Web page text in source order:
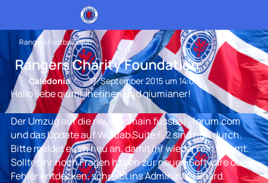
Rangers Football Club
Rangers Charity Foundation
Caledonia 17. September 2015 um 14:07
Hallo liebe qiumianerinen und qiumianer!
Der Umzug auf die neue Domain fussball-forum.com
und das Update auf Woltlab Suite 6.2 sind nun durch.
Bitte meldet euch neu an, damit ihr wieder rein kommt.
Solltet ihr noch Fragen haben zur neuen Software oder
Fehler entdecken, schreibt ins Admininfos Board.